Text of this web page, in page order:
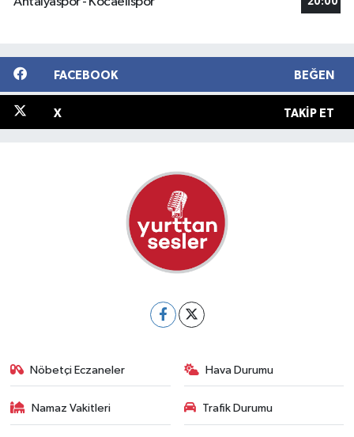
FACEBOOK BEĞEN
X TAKIP ET
Nöbetçi Eczaneler Hava Durumu
Namaz Vakitleri Trafik Durumu